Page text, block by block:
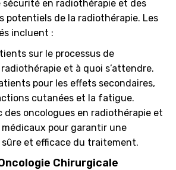
sécurité en radiothérapie et des
potentiels de la radiothérapie. Les
incluent :
sur le processus de
et à quoi s’attendre.
pour les effets secondaires,
cutanées et la fatigue.
des oncologues en radiothérapie et
pour garantir une
et efficace du traitement.
Chirurgicale